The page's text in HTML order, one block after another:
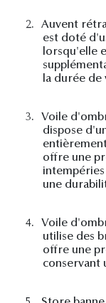
2.
Auvent
est doté
lorsqu'elle
la durée de
3.
Voile
dispose
offre une
intempéries
une
4.
Voile
utilise des
offre une
conservant